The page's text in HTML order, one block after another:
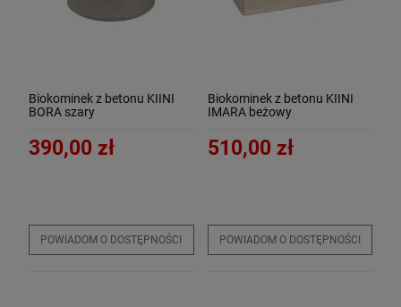
Biokominek z betonu KIINI
BORA szary
390,00 zł
POWIADOM O DOSTĘPNOŚCI
Biokominek z betonu KIINI
IMARA beżowy
510,00 zł
POWIADOM O DOSTĘPNOŚCI